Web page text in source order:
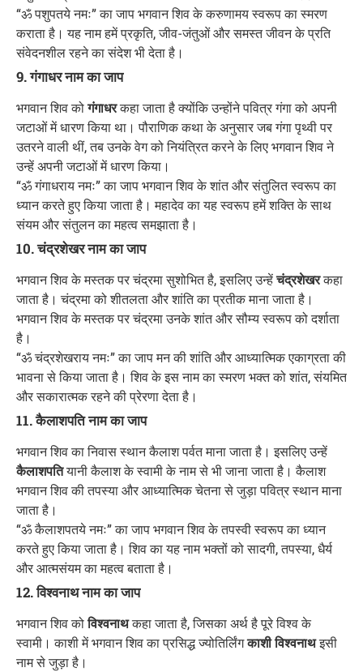
“ॐ पशुपतये नमः” का जाप भगवान शिव के करुणामय स्वरूप का स्मरण
कराता है। यह नाम हमें प्रकृति, जीव-जंतुओं और समस्त जीवन के प्रति
संवेदनशील रहने का संदेश भी देता है।
9. गंगाधर नाम का जाप
भगवान शिव कोगंगाधरकहा जाता है क्योंकि उन्होंने पवित्र गंगा को अपनी
जटाओं में धारण किया था। पौराणिक कथा के अनुसार जब गंगा पृथ्वी पर
उतरने वाली थीं, तब उनके वेग को नियंत्रित करने के लिए भगवान शिव ने
उन्हें अपनी जटाओं में धारण किया।
“ॐ गंगाधराय नमः” का जाप भगवान शिव के शांत और संतुलित स्वरूप का
ध्यान करते हुए किया जाता है। महादेव का यह स्वरूप हमें शक्ति के साथ
संयम और संतुलन का महत्व समझाता है।
10. चंद्रशेखर नाम का जाप
भगवान शिव के मस्तक पर चंद्रमा सुशोभित है, इसलिए उन्हेंचंद्रशेखरकहा
जाता है। चंद्रमा को शीतलता और शांति का प्रतीक माना जाता है।
भगवान शिव के मस्तक पर चंद्रमा उनके शांत और सौम्य स्वरूप को दर्शाता
है।
“ॐ चंद्रशेखराय नमः” का जाप मन की शांति और आध्यात्मिक एकाग्रता की
भावना से किया जाता है। शिव के इस नाम का स्मरण भक्त को शांत, संयमित
और सकारात्मक रहने की प्रेरणा देता है।
11. कैलाशपति नाम का जाप
भगवान शिव का निवास स्थान कैलाश पर्वत माना जाता है। इसलिए उन्हें
कैलाशपतियानी कैलाश के स्वामी के नाम से भी जाना जाता है। कैलाश
भगवान शिव की तपस्या और आध्यात्मिक चेतना से जुड़ा पवित्र स्थान माना
जाता है।
“ॐ कैलाशपतये नमः” का जाप भगवान शिव के तपस्वी स्वरूप का ध्यान
करते हुए किया जाता है। शिव का यह नाम भक्तों को सादगी, तपस्या, धैर्य
और आत्मसंयम का महत्व बताता है।
12. विश्वनाथ नाम का जाप
भगवान शिव कोविश्वनाथकहा जाता है, जिसका अर्थ है पूरे विश्व के
स्वामी। काशी में भगवान शिव का प्रसिद्ध ज्योतिर्लिंगकाशी विश्वनाथइसी
नाम से जुड़ा है।